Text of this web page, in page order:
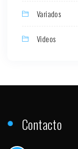
Variados
Videos
Contacto